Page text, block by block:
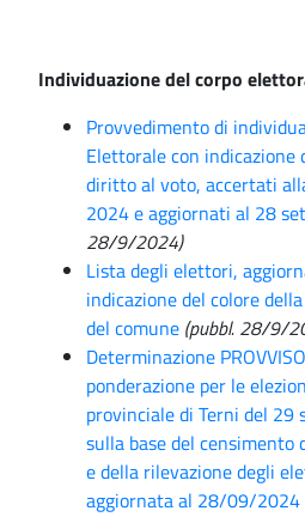
Individuazione del corpo
Provvedimento di
Elettorale con
diritto al voto, accertati
2024 e aggiornati al 28
28/9/2024)
Lista degli elettori,
indicazione del colore
del comune (pubbl. 28/9/
Determinazione
ponderazione per le
provinciale di Terni del
sulla base del censimento
e della rilevazione degli
aggiornata al 28/09/2024